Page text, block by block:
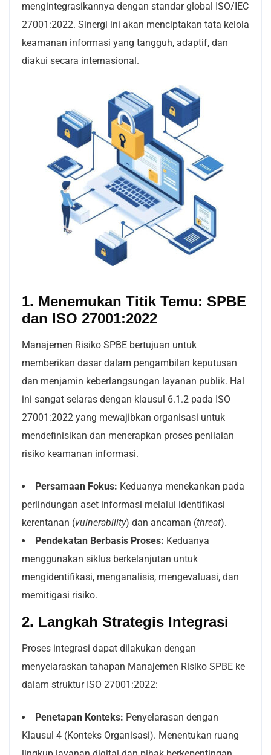
mengintegrasikannya dengan standar global ISO/IEC
27001:2022. Sinergi ini akan menciptakan tata kelola
keamanan informasi yang tangguh, adaptif, dan
diakui secara internasional.
1. Menemukan Titik Temu: SPBE
dan ISO 27001:2022
Manajemen Risiko SPBE bertujuan untuk
memberikan dasar dalam pengambilan keputusan
dan menjamin keberlangsungan layanan publik. Hal
ini sangat selaras dengan klausul 6.1.2 pada ISO
27001:2022 yang mewajibkan organisasi untuk
mendefinisikan dan menerapkan proses penilaian
risiko keamanan informasi.
Persamaan Fokus: Keduanya menekankan pada
perlindungan aset informasi melalui identifikasi
kerentanan (vulnerability) dan ancaman (threat).
Pendekatan Berbasis Proses: Keduanya
menggunakan siklus berkelanjutan untuk
mengidentifikasi, menganalisis, mengevaluasi, dan
memitigasi risiko.
2. Langkah Strategis Integrasi
Proses integrasi dapat dilakukan dengan
menyelaraskan tahapan Manajemen Risiko SPBE ke
dalam struktur ISO 27001:2022:
Penetapan Konteks: Penyelarasan dengan
Klausul 4 (Konteks Organisasi). Menentukan ruang